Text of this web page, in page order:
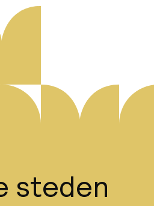
steden